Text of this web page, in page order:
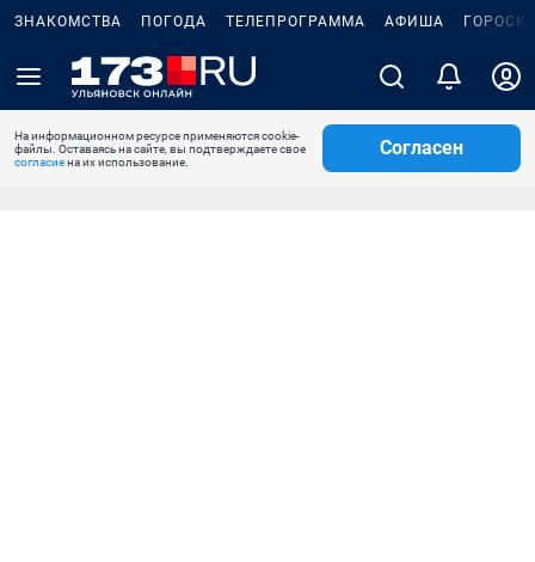
ЗНАКОМСТВА ПОГОДА ТЕЛЕПРОГРАММА АФИША
На информационном ресурсе применяются cookie-
файлы. Оставаясь на сайте, вы подтверждаете свое
согласиена их использование.
Согласен